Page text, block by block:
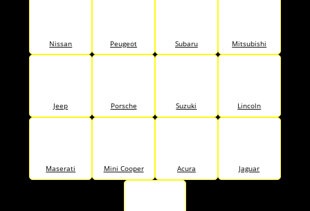
Nissan Peugeot Subaru Mitsubishi
Jeep Porsche Suzuki Lincoln
Maserati Mini Cooper Acura Jaguar